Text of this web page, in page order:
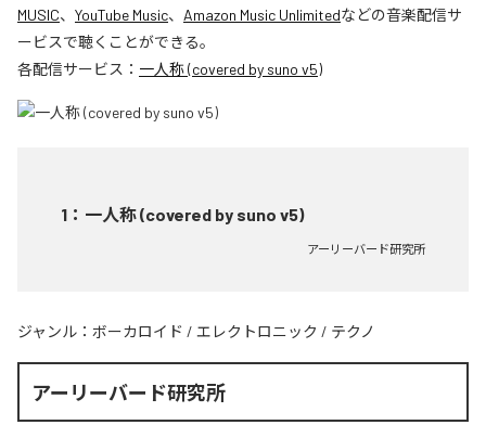
MUSIC、 YouTube Music、 Amazon Music Unlimitedなどの音楽配信サ
ービスで聴くことができる。
各配信サービス： 一人称 (covered by suno v5)
1 ： 一人称 (covered by suno v5)
アーリーバード研究所
ジャンル： ボーカロイド / エレクトロニック / テクノ
アーリーバード研究所